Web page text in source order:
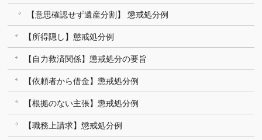
【意思確認せず遺産分割】 懲戒処分例
【所得隠し】懲戒処分例
【自力救済関係】懲戒処分の要旨
【依頼者から借金】懲戒処分例
【根拠のない主張】懲戒処分例
【職務上請求】懲戒処分例